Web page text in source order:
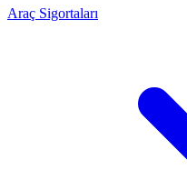
Araç Sigortaları